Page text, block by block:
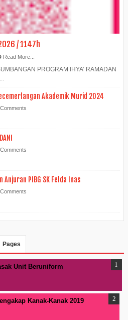
/ 1147h
Read More...
PROGRAM IHYA’ RAMADAN
Akademik Murid 2024
PIBG SK Felda Inas
Pages
Unit Beruniform
Kanak-Kanak 2019